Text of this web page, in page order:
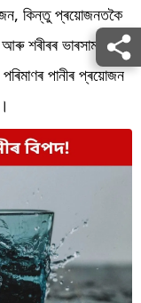
কিন্তু প্ৰয়োজনতকৈ
শৰীৰৰ ভাৰসাম্য
পানীৰ প্ৰয়োজন